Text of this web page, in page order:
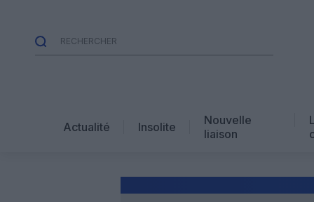
Actualité Insolite
Nouvelle
liaison